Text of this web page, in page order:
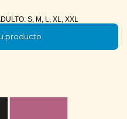
S, M, L, XL, XXL
producto